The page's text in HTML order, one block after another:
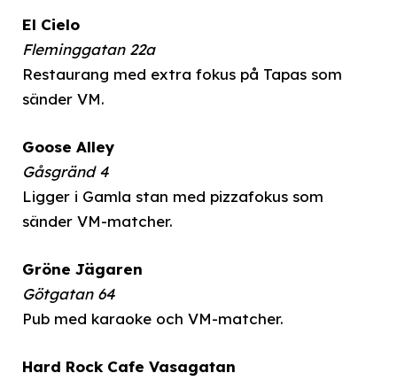
El Cielo
Fleminggatan 22a
Restaurang med extra fokus på Tapas som
sänder VM.
Goose Alley
Gåsgränd 4
Ligger i Gamla stan med pizzafokus som
sänder VM-matcher.
Gröne Jägaren
Götgatan 64
Pub med karaoke och VM-matcher.
Hard Rock Cafe Vasagatan